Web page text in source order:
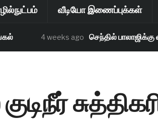
வீடியோ இணைப்புக்கள்
4 weeks ago செந்தில் பாலாஜிக்கு